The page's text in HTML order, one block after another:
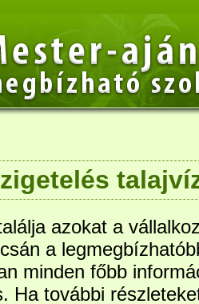
azokat a
a
minden főbb
Ha további